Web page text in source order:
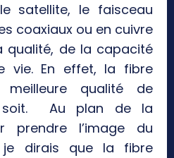
satellite, le faisceau
coaxiaux ou en cuivre
qualité, de la capacité
vie. En effet, la fibre
qualité de
soit. Au plan de la
prendre l’image du
je dirais que la fibre